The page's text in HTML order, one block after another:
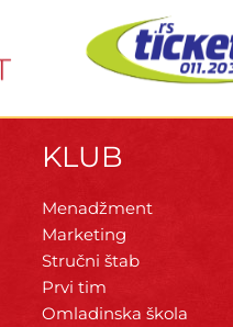
KLUB
Menadžment
Marketing
Stručni štab
Prvi tim
Omladinska škola